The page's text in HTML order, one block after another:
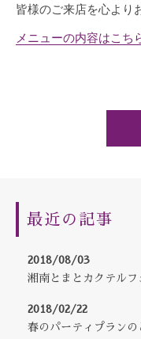
皆様のご来店を心より
メニューの内容はこち
最近の記事
2018/08/03
湘南とまとカクテルフ
2018/02/22
春のパーティプランの